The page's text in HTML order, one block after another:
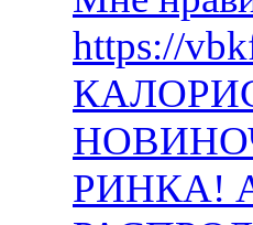
https://
РИНКА!